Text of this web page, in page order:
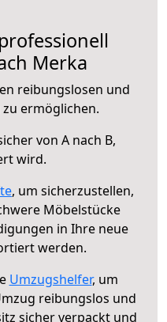
Merka
reibungslosen und
ermöglichen.
von A nach B,
wird.
, um sicherzustellen,
Möbelstücke
in Ihre neue
werden.
Umzugshelfer, um
reibungslos und
sicher verpackt und